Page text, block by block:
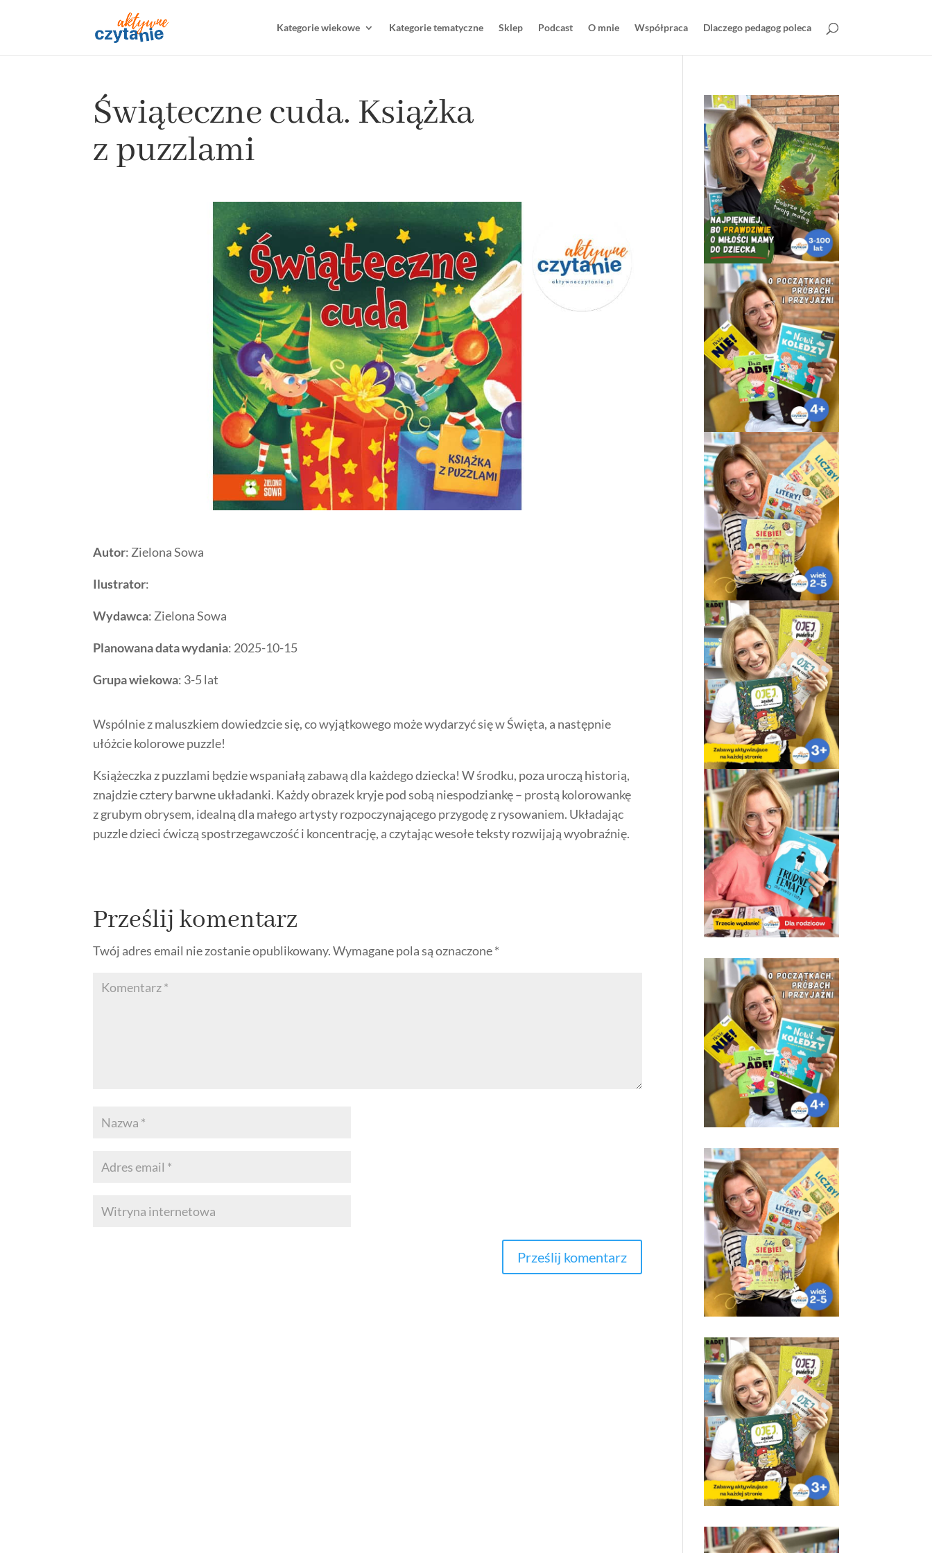
Kategorie wiekowe Kategorie tematyczne Sklep Podcast O mnie Współpraca Dlaczego pedagog poleca
Świąteczne cuda. Książka
z puzzlami
Autor: Zielona Sowa
Ilustrator:
Wydawca: Zielona Sowa
Planowana data wydania: 2025-10-15
Grupa wiekowa: 3-5 lat
Wspólnie z maluszkiem dowiedzcie się, co wyjątkowego może wydarzyć się w Święta, a następnie
ułóżcie kolorowe puzzle!
Książeczka z puzzlami będzie wspaniałą zabawą dla każdego dziecka! W środku, poza uroczą historią,
znajdzie cztery barwne układanki. Każdy obrazek kryje pod sobą niespodziankę – prostą kolorowankę
z grubym obrysem, idealną dla małego artysty rozpoczynającego przygodę z rysowaniem. Układając
puzzle dzieci ćwiczą spostrzegawczość i koncentrację, a czytając wesołe teksty rozwijają wyobraźnię.
Prześlij komentarz
Twój adres email nie zostanie opublikowany. Wymagane pola są oznaczone*